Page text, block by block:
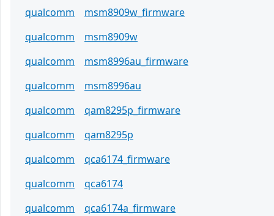
qualcomm
msm8909w_firmware
qualcomm
msm8909w
qualcomm
msm8996au_firmware
qualcomm
msm8996au
qualcomm
qam8295p_firmware
qualcomm
qam8295p
qualcomm
qca6174_firmware
qualcomm
qca6174
qualcomm
qca6174a_firmware